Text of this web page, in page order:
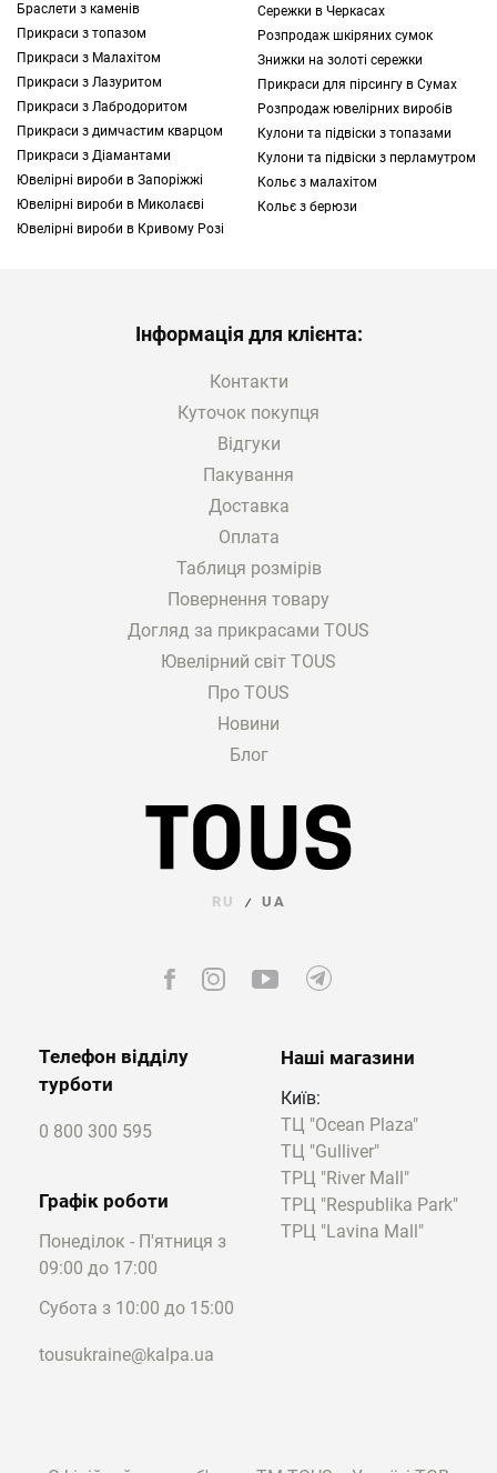
Браслети з каменів
Прикраси з топазом
Прикраси з Малахітом
Прикраси з Лазуритом
Прикраси з Лабродоритом
Прикраси з димчастим кварцом
Прикраси з Діамантами
Ювелірні вироби в Запоріжжі
Ювелірні вироби в Миколаєві
Ювелірні вироби в Кривому Розі
Сережки в Черкасах
Розпродаж шкіряних сумок
Знижки на золоті сережки
Прикраси для пірсингу в Сумах
Розпродаж ювелірних виробів
Кулони та підвіски з топазами
Кулони та підвіски з перламутром
Кольє з малахітом
Кольє з берюзи
Інформація для клієнта:
Контакти
Куточок покупця
Відгуки
Пакування
Доставка
Оплата
Таблиця розмірів
Повернення товару
Догляд за прикрасами TOUS
Ювелірний світ TOUS
Про TOUS
Новини
Блог
RU / UA
Телефон відділу
турботи
0 800 300 595
Графік роботи
Понеділок - П'ятниця з
09:00 до 17:00
Субота з 10:00 до 15:00
tousukraine@kalpa.ua
Наші магазини
Київ:
ТЦ "Ocean Plaza"
ТЦ "Gulliver"
ТРЦ "River Mall"
ТРЦ "Respublika Park"
ТРЦ "Lavina Mall"